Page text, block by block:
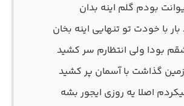
ﺑﻮدم ﮔﻠﻢ اﻳﻨﻪ ﺑﺪان
ﺑﺎ ﺧﻮدت ﺗﻮ ﺗﻨﻬﺎﻳﻰ اﻳﻨﻪ ﺑﺨﺎن
ﺑﻮدا وﻟﻰ اﻧﺘﻈﺎرم ﺳﺮ ﻛﺸﻴﺪ
ﮔﺬاﺷﺖ ﺑﺎ آﺳﻤﺎن ﭘﺮ ﻛﺸﻴﺪ
اﺻﻠﺎ ﻳﻪ روزی اﻳﺠﻮر ﺑﺸﻪ